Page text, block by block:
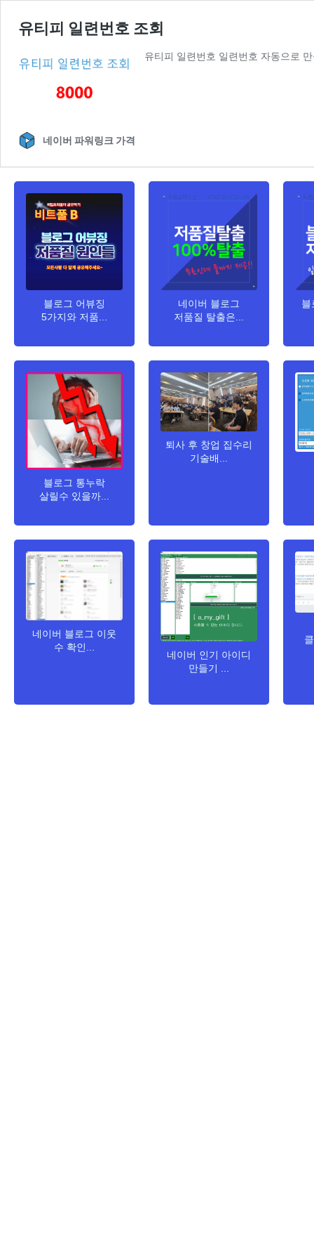
유티피 일련번호 조회
유티피 일련번호 일련번호 자동으로
네이버 파워링크 가격
블로그 어뷰징
5가지와 저품...
네이버 블로그
저품질 탈출은...
블
블로그 통누락
살릴수 있을까...
퇴사 후 창업 집수리
기술배...
네이버 블로그 이웃
수 확인...
네이버 인기 아이디
만들기 ...